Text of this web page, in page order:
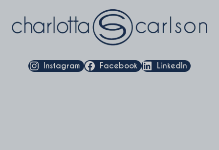
Instagram Facebook LinkedIn